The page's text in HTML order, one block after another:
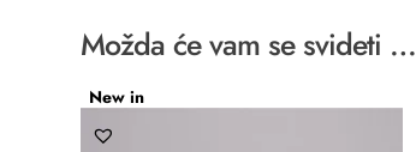
Možda će vam se svideti …
New in